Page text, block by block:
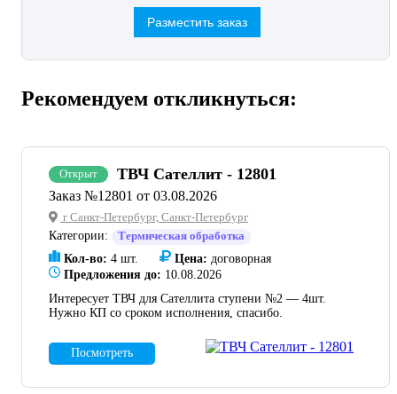
Разместить заказ
Рекомендуем откликнуться:
Открыт ТВЧ Сателлит - 12801
Заказ №12801 от 03.08.2026
г Санкт-Петербург, Санкт-Петербург
Категории:
Термическая обработка
Кол-во: 4 шт. Цена: договорная
Предложения до: 10.08.2026
Интересует ТВЧ для Сателлита ступени №2 — 4шт.
Нужно КП со сроком исполнения, спасибо.
Посмотреть